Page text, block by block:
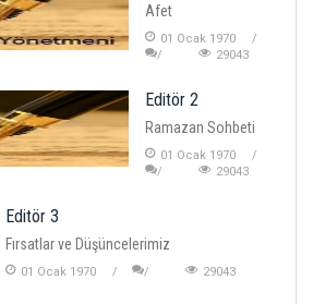
Afet
01 Ocak 1970
29043
Editör 2
Ramazan Sohbeti
01 Ocak 1970
29043
Editör 3
Fırsatlar ve Düşüncelerimiz
01 Ocak 1970 29043